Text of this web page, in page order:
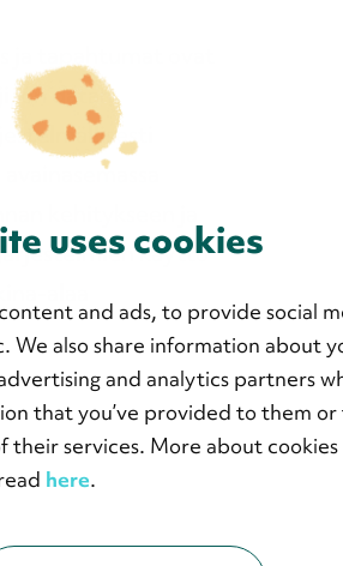
uses cookies
and ads, to provide social
also share information about
and analytics partners
that you’ve provided to them
their services. More about cookies
here.
tapahtumat ovat
on datan
kehitykseen ja
käyttö
alaa